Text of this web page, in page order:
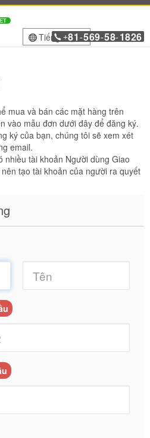
Tiếng Việt
+81 -569-58-1826
mua và bán các mặt hàng trên
vào mẫu đơn dưới đây để đăng ký.
ký của bạn, chúng tôi sẽ xem xét
email.
nhiều tài khoản Người dùng Giao
tạo tài khoản của người ra quyết